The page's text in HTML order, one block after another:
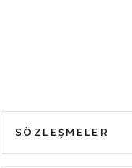
SÖZLEŞMELER